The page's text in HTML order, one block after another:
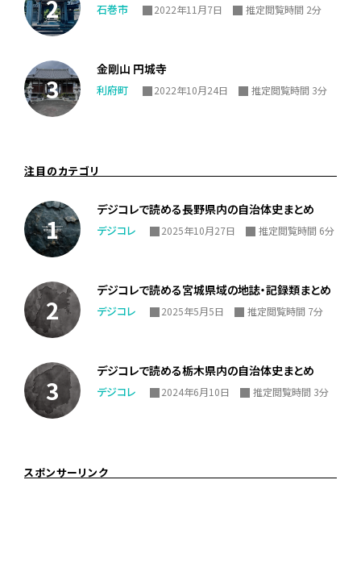
石巻市 2022年11月7日 推定閲覧時間 2分
金剛山 円城寺
利府町 2022年10月24日 推定閲覧時間 3分
注目のカテゴリ
デジコレで読める長野県内の自治体史まとめ
デジコレ 2025年10月27日 推定閲覧時間 6分
デジコレで読める宮城県域の地誌・記録類まとめ
デジコレ 2025年5月5日 推定閲覧時間 7分
デジコレで読める栃木県内の自治体史まとめ
デジコレ 2024年6月10日 推定閲覧時間 3分
スポンサーリンク